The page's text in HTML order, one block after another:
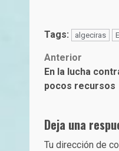
Tags: algeciras
Post
navigation
Anterior
En la lucha
pocos recursos
Deja una
Tu dirección de